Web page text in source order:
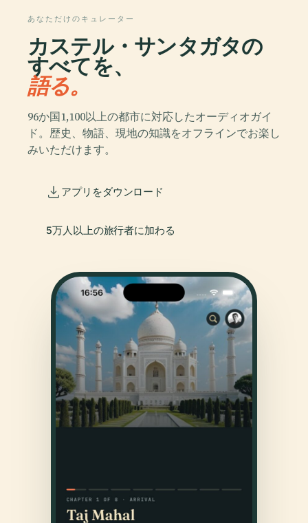
あなただけのキュレーター
カステル・サンタガタの
すべてを、
語る。
96か国1,100以上の都市に対応したオーディオガイ
ド。歴史、物語、現地の知識をオフラインでお楽し
みいただけます。
アプリをダウンロード
5万人以上の旅行者に加わる